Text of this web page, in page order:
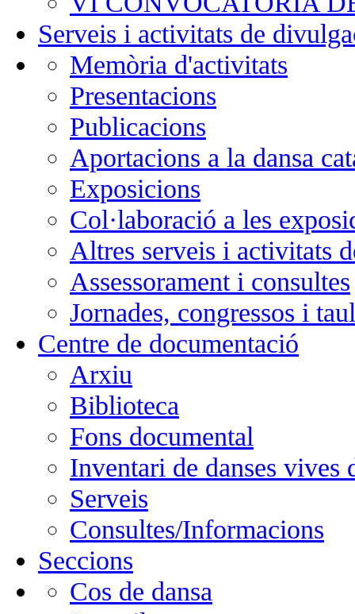
Serveis i activitats de
Memòria d'activitats
Presentacions
Publicacions
Aportacions a la dansa
Exposicions
Col·laboració a les
Altres serveis i activitats
Assessorament i consultes
Jornades, congressos i
Centre de documentació
Arxiu
Biblioteca
Fons documental
Inventari de danses vives
Serveis
Consultes/Informacions
Seccions
Cos de dansa